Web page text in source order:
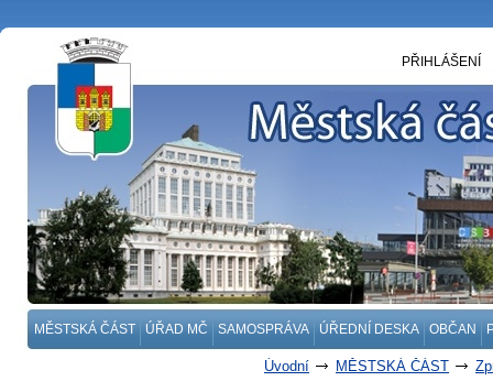
MĚSTSKÁ ČÁST ÚŘAD MČ SAMOSPRÁVA ÚŘEDNÍ DESKA OBČAN
PŘIHLÁŠENÍ
Úvodní MĚSTSKÁ ČÁST